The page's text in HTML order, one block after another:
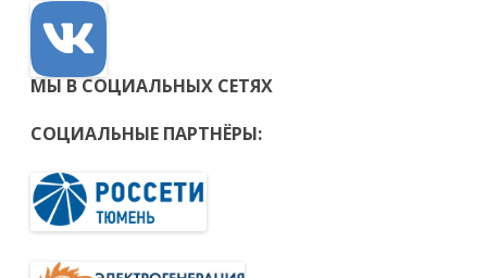
МЫ В СОЦИАЛЬНЫХ СЕТЯХ
СОЦИАЛЬНЫЕ ПАРТНЁРЫ: